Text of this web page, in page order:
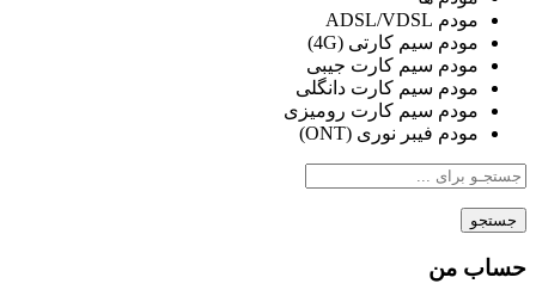
مودم ADSL/VDSL
مودم سیم کارتی (4G)
مودم سیم کارت جیبی
مودم سیم کارت دانگلی
مودم سیم کارت رومیزی
مودم فیبر نوری (ONT)
جستجو
حساب من